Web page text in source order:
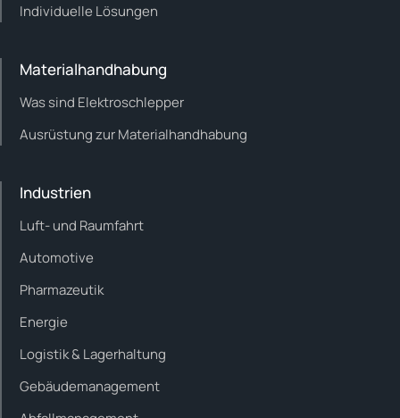
Individuelle Lösungen
Materialhandhabung
Was sind Elektroschlepper
Ausrüstung zur Materialhandhabung
Industrien
Luft- und Raumfahrt
Automotive
Pharmazeutik
Energie
Logistik & Lagerhaltung
Gebäudemanagement